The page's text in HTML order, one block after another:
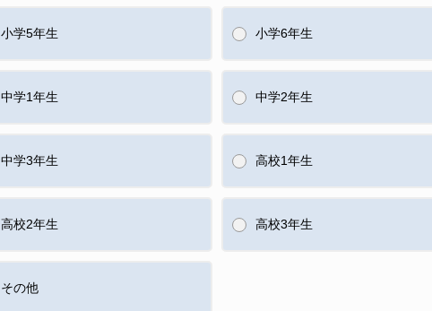
小学5年生 小学6年生
中学1年生 中学2年生
中学3年生 高校1年生
高校2年生 高校3年生
その他